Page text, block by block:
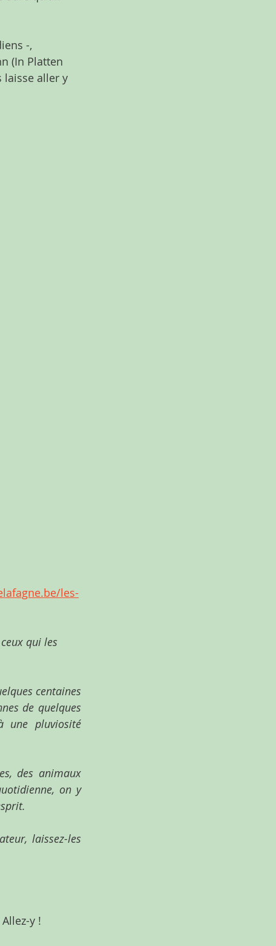
-,
(In Platten
laisse aller y
les-
qui les
centaines
de quelques
une pluviosité
des animaux
on y
laissez-les
y !